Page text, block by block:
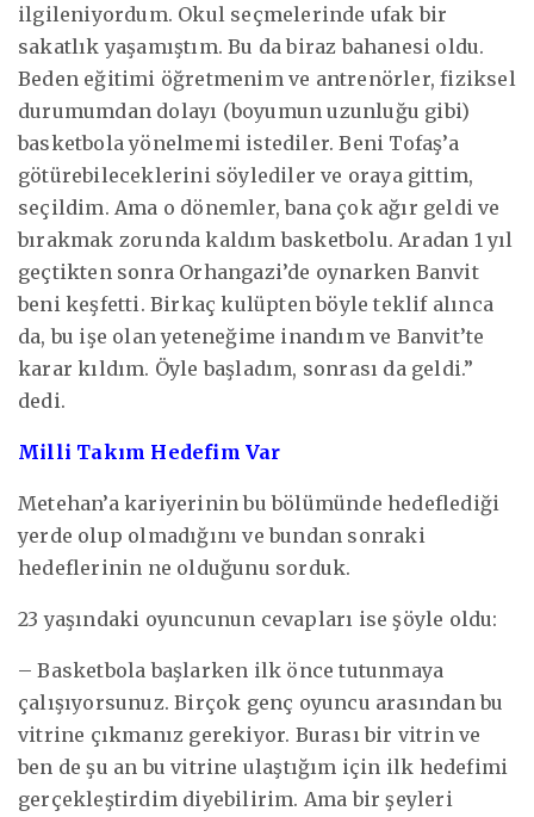
ilgileniyordum. Okul seçmelerinde ufak bir
sakatlık yaşamıştım. Bu da biraz bahanesi oldu.
Beden eğitimi öğretmenim ve antrenörler, fiziksel
durumumdan dolayı (boyumun uzunluğu gibi)
basketbola yönelmemi istediler. Beni Tofaş’a
götürebileceklerini söylediler ve oraya gittim,
seçildim. Ama o dönemler, bana çok ağır geldi ve
bırakmak zorunda kaldım basketbolu. Aradan 1 yıl
geçtikten sonra Orhangazi’de oynarken Banvit
beni keşfetti. Birkaç kulüpten böyle teklif alınca
da, bu işe olan yeteneğime inandım ve Banvit’te
karar kıldım. Öyle başladım, sonrası da geldi.”
dedi.
Milli Takım Hedefim Var
Metehan’a kariyerinin bu bölümünde hedeflediği
yerde olup olmadığını ve bundan sonraki
hedeflerinin ne olduğunu sorduk.
23 yaşındaki oyuncunun cevapları ise şöyle oldu:
– Basketbola başlarken ilk önce tutunmaya
çalışıyorsunuz. Birçok genç oyuncu arasından bu
vitrine çıkmanız gerekiyor. Burası bir vitrin ve
ben de şu an bu vitrine ulaştığım için ilk hedefimi
gerçekleştirdim diyebilirim. Ama bir şeyleri